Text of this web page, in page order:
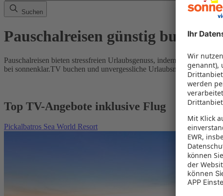
Suchen
Pauschalreisen günstig buchen
Pauschalreisen bieten stressfreien Urlaubsgenuss, indem Flug und
bei sonnenklar.TV buchen und unvergessliche Urlaubsmomente
Top TV-Angebote inklusive Flug
Pickalbatros Sea World Resort